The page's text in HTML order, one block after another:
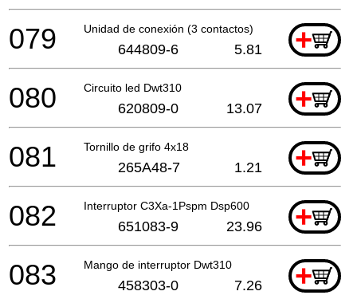
Unidad de conexión (3 contactos) +
079 644809-6 5.81
Circuito led Dwt310 +
080 620809-0 13.07
Tornillo de grifo 4x18 +
081 265A48-7 1.21
Interruptor C3Xa-1Pspm Dsp600 +
082 651083-9 23.96
Mango de interruptor Dwt310 +
083 458303-0 7.26